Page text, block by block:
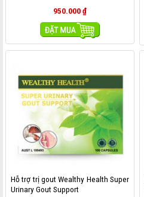
950.000₫
MUA HÀNG
Hỗ trợ trị gout Wealthy Health Super
Urinary Gout Support